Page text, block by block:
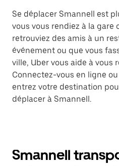
Se déplacer Smannell est
vous vous rendiez à la gare
retrouviez des amis à un
événement ou que vous
ville, Uber vous aide à vous
Connectez-vous en ligne
entrez votre destination
déplacer à Smannell.
Smannell